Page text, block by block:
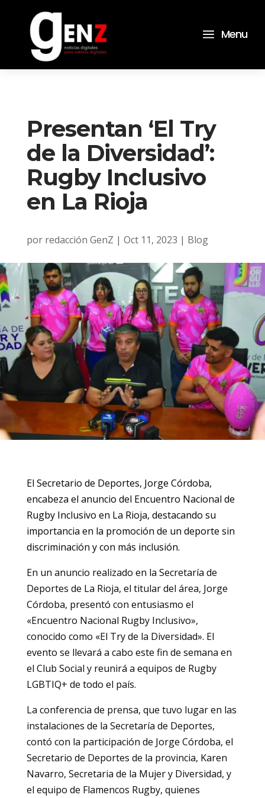
a Menu
Presentan ‘El Try
de la Diversidad’:
Rugby Inclusivo
en La Rioja
por redacción GenZ | Oct 11, 2023 | Blog
El Secretario de Deportes, Jorge Córdoba,
encabeza el anuncio del Encuentro Nacional de
Rugby Inclusivo en La Rioja, destacando su
importancia en la promoción de un deporte sin
discriminación y con más inclusión.
En un anuncio realizado en la Secretaría de
Deportes de La Rioja, el titular del área, Jorge
Córdoba, presentó con entusiasmo el
«Encuentro Nacional Rugby Inclusivo»,
conocido como «El Try de la Diversidad». El
evento se llevará a cabo este fin de semana en
el Club Social y reunirá a equipos de Rugby
LGBTIQ+ de todo el país.
La conferencia de prensa, que tuvo lugar en las
instalaciones de la Secretaría de Deportes,
contó con la participación de Jorge Córdoba, el
Secretario de Deportes de la provincia, Karen
Navarro, Secretaria de la Mujer y Diversidad, y
el equipo de Flamencos Rugby, quienes